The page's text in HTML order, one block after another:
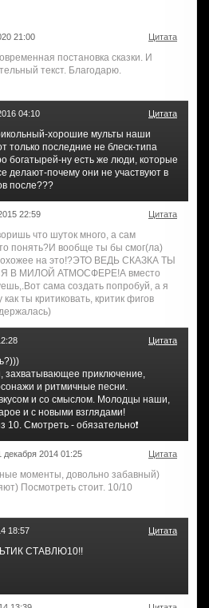
21:00 Цитата
постановка сказки. И
текст. Благодарю.
04:10 Цитата
хорошие мульты наши
только последние не блеск-типа
богатырей-ну есть же люди, которые
делают-почему они не участвуют в
после???
22:59 Цитата
что шуток много, а сам
понять?И вообще ты бы смог(ла)
на это!?ЭТО ВЕДЬ СКАЗКА ТЫ
В МИЛОЙ АТМОСФЕРЕ!А вместо
сама создать попробуй, а я
ты критиковать, критик фигов
Цитата
приключение,
и ритмичные песни.
и со смыслом. Молодцы наши,
и с новыми взглядами!
10. Смотреть - обязательно❗️
декабря 2014 01:25 Цитата
моменты, довольно забавный)
Посмотреть стоит. 10/10
18:57 Цитата
СТАВЛЮ10!!